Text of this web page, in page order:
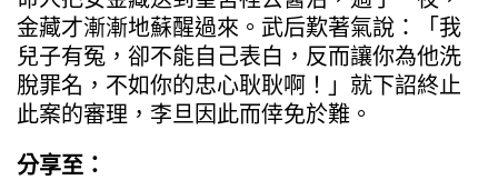
金藏才漸漸地蘇醒過來。武后歎著氣說：「我
兒子有冤，卻不能自己表白，反而讓你為他洗
脫罪名，不如你的忠心耿耿啊！」就下詔終止
此案的審理，李旦因此而倖免於難。
分享至：